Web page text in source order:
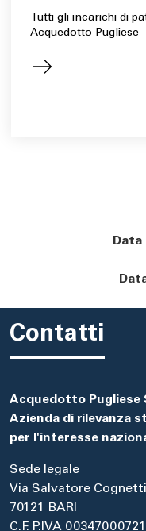
Tutti gli incarichi di
Acquedotto Pugliese
Contatti
Acquedotto Pugliese
Azienda di rilevanza
per l'interesse
Sede legale
Via Salvatore
70121 BARI
C.F. P.IVA 00347000721